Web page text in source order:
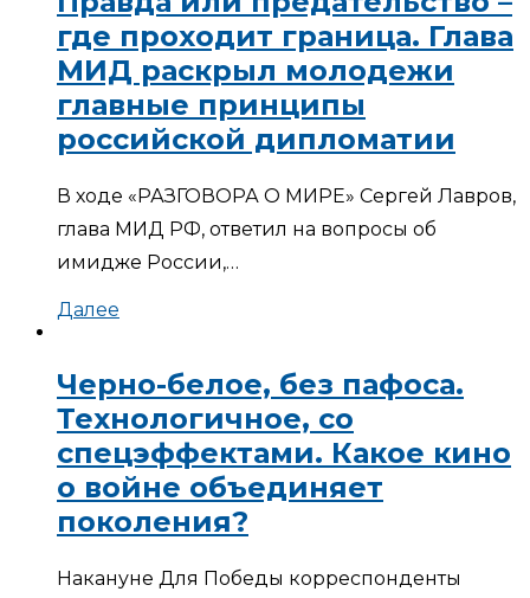
где проходит граница. Глава
МИД раскрыл молодежи
главные принципы
российской дипломатии
В ходе «РАЗГОВОРА О МИРЕ» Сергей Лавров,
глава МИД РФ, ответил на вопросы об
имидже России,…
Далее
Черно-белое, без пафоса.
Технологичное, со
спецэффектами. Какое кино
о войне объединяет
поколения?
Накануне Для Победы корреспонденты